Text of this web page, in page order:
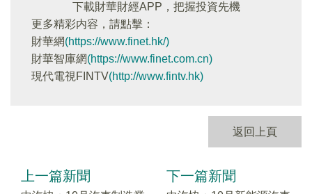
下載財華財經APP，把握投資先機
更多精彩内容，請點擊：
財華網(https://www.finet.hk/)
財華智庫網(https://www.finet.com.cn)
現代電視FINTV(http://www.fintv.hk)
返回上頁
上一篇新聞 下一篇新聞